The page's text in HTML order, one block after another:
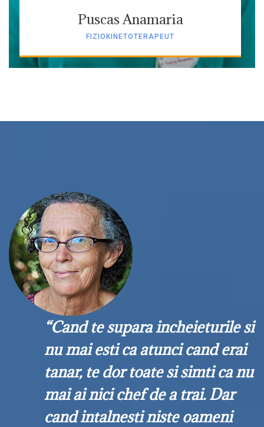
Puscas Anamaria
FIZIOKINETOTERAPEUT
“Cand te supara incheieturile si
nu mai esti ca atunci cand erai
tanar, te dor toate si simti ca nu
mai ai nici chef de a trai. Dar
cand intalnesti niste oameni